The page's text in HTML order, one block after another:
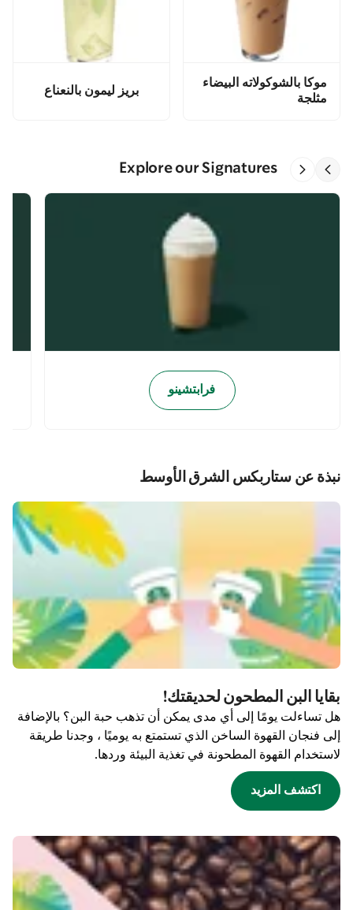
موكا بالشوكولاته البيضاء
مثلجة
بريز ليمون بالنعناع
Explore our Signatures
فرابتشينو
نبذة عن ستاربكس الشرق الأوسط
بقايا البن المطحون لحديقتك!
هل تساءلت يومًا إلى أي مدى يمكن أن تذهب حبة البن؟ بالإضافة
إلى فنجان القهوة الساخن الذي تستمتع به يوميًا ، وجدنا طريقة
لاستخدام القهوة المطحونة في تغذية البيئة وردها.
اكتشف المزيد